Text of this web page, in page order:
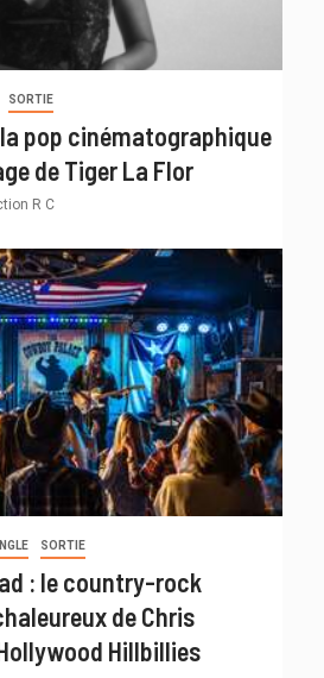
SORTIE
: la pop cinématographique
de Tiger La Flor
R C
SORTIE
: le country-rock
de Chris
Hillbillies